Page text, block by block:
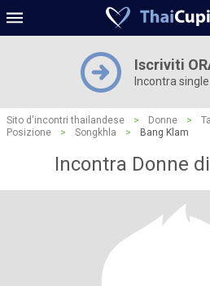
Iscriviti
Incontra
Sito d'incontri thailandese > Donne >
Posizione
> Songkhla > Bang Klam
Incontra Donne